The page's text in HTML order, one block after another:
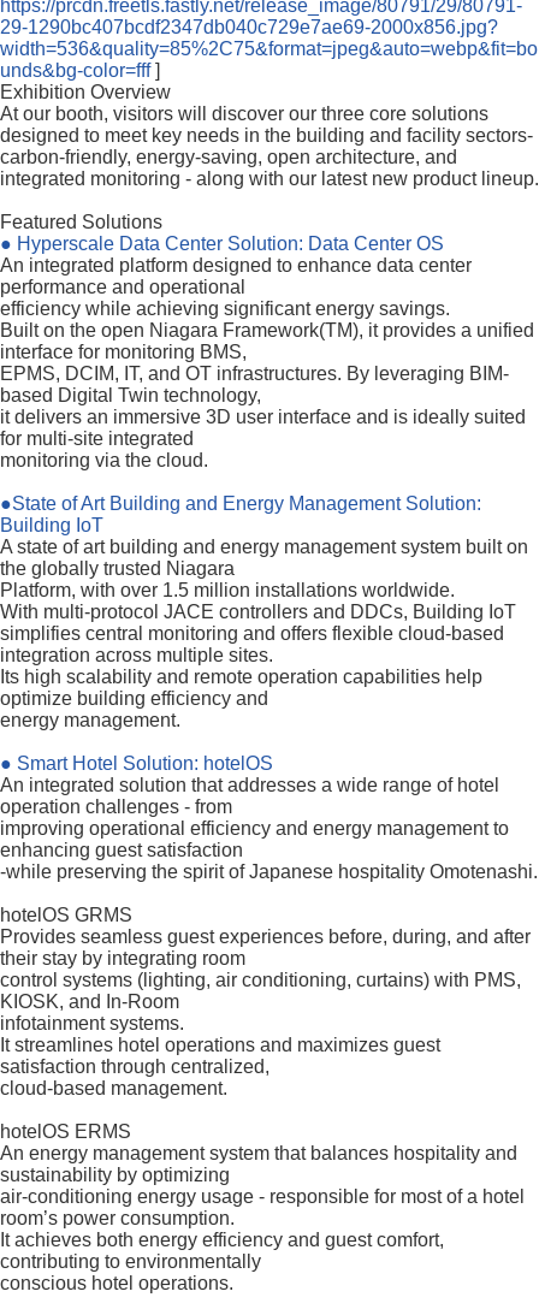
https://prcdn.freetls.fastly.net/release_image/80791/29/80791-
29-1290bc407bcdf2347db040c729e7ae69-2000x856.jpg?
width=536&quality=85%2C75&format=jpeg&auto=webp&fit=bo
unds&bg-color=fff]
Exhibition Overview
At our booth, visitors will discover our three core solutions
designed to meet key needs in the building and facility sectors-
carbon-friendly, energy-saving, open architecture, and
integrated monitoring - along with our latest new product lineup.
Featured Solutions
● Hyperscale Data Center Solution: Data Center OS
An integrated platform designed to enhance data center
performance and operational
efficiency while achieving significant energy savings.
Built on the open Niagara Framework(TM), it provides a unified
interface for monitoring BMS,
EPMS, DCIM, IT, and OT infrastructures. By leveraging BIM-
based Digital Twin technology,
it delivers an immersive 3D user interface and is ideally suited
for multi-site integrated
monitoring via the cloud.
●State of Art Building and Energy Management Solution:
Building IoT
A state of art building and energy management system built on
the globally trusted Niagara
Platform, with over 1.5 million installations worldwide.
With multi-protocol JACE controllers and DDCs, Building IoT
simplifies central monitoring and offers flexible cloud-based
integration across multiple sites.
Its high scalability and remote operation capabilities help
optimize building efficiency and
energy management.
● Smart Hotel Solution: hotelOS
An integrated solution that addresses a wide range of hotel
operation challenges - from
improving operational efficiency and energy management to
enhancing guest satisfaction
-while preserving the spirit of Japanese hospitality Omotenashi.
hotelOS GRMS
Provides seamless guest experiences before, during, and after
their stay by integrating room
control systems (lighting, air conditioning, curtains) with PMS,
KIOSK, and In-Room
infotainment systems.
It streamlines hotel operations and maximizes guest
satisfaction through centralized,
cloud-based management.
hotelOS ERMS
An energy management system that balances hospitality and
sustainability by optimizing
air-conditioning energy usage - responsible for most of a hotel
room’s power consumption.
It achieves both energy efficiency and guest comfort,
contributing to environmentally
conscious hotel operations.